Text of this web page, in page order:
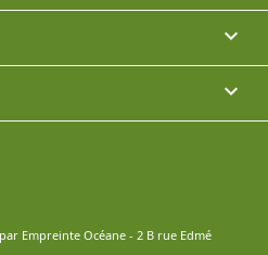


Empreinte Océane - 2 B rue Edmé